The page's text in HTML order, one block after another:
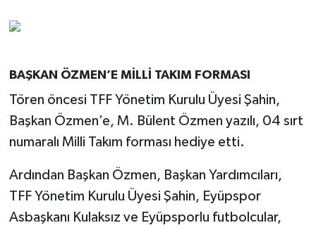
BAŞKAN ÖZMEN’E MİLLİ TAKIM FORMASI
Tören öncesi TFF Yönetim Kurulu Üyesi Şahin,
Başkan Özmen’e, M. Bülent Özmen yazılı, 04 sırt
numaralı Milli Takım forması hediye etti.
Ardından Başkan Özmen, Başkan Yardımcıları,
TFF Yönetim Kurulu Üyesi Şahin, Eyüpspor
Asbaşkanı Kulaksız ve Eyüpsporlu futbolcular,